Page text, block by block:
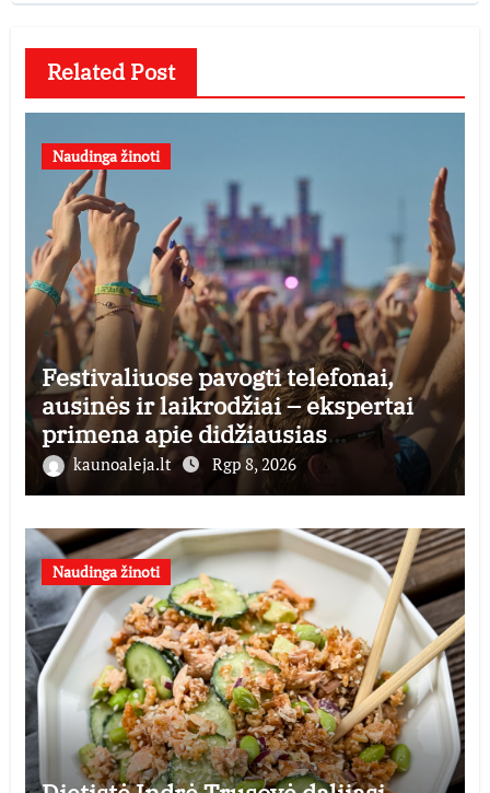
Related Post
Naudinga žinoti
Festivaliuose pavogti telefonai,
ausinės ir laikrodžiai – ekspertai
primena apie didžiausias
finansines rizikas
kaunoaleja.lt Rgp 8, 2026
Naudinga žinoti